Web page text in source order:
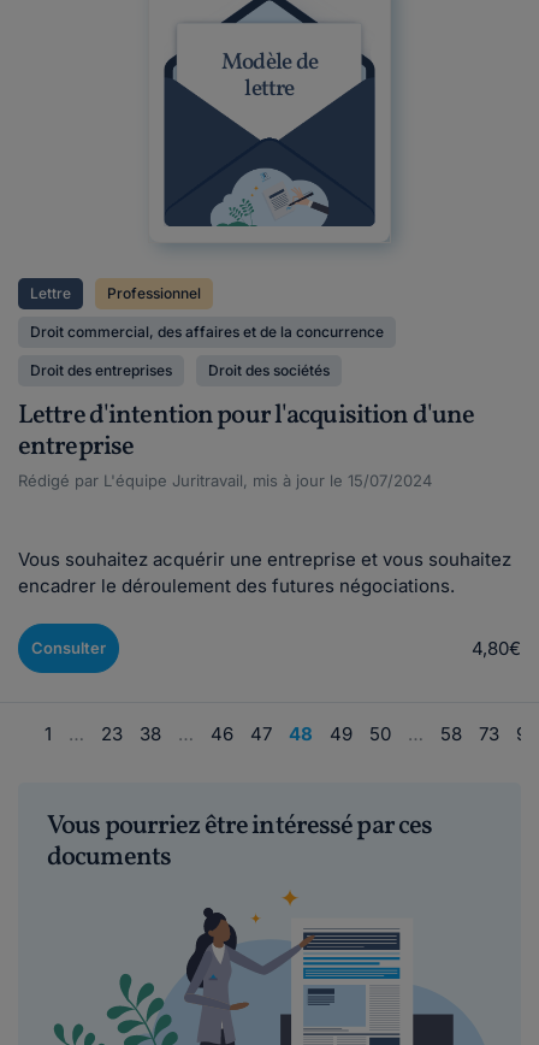
Modèle de
lettre
Lettre Professionnel
Droit commercial, des affaires et de la concurrence
Droit des entreprises Droit des sociétés
Lettre d'intention pour l'acquisition d'une
entreprise
Rédigé par L'équipe Juritravail, mis à jour le 15/07/2024
Vous souhaitez acquérir une entreprise et vous souhaitez
encadrer le déroulement des futures négociations.
Consulter 4,80€
1 … 23 38 … 46 47 48 49 50 … 58 73 98
Vous pourriez être intéressé par ces
documents